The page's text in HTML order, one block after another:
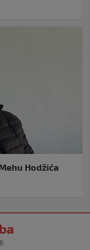
Hodžića